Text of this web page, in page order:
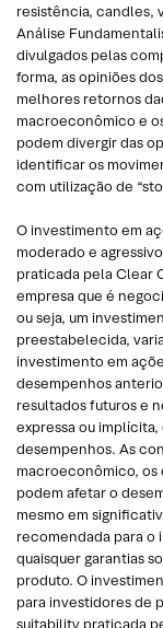
resistência, candles,
Análise
divulgados pelas
forma, as opiniões
melhores retornos
macroeconômico e
podem divergir das
identificar os
com utilização de
O investimento em
moderado e
praticada pela Clear
empresa que é
ou seja, um
preestabelecida,
investimento em
desempenhos
resultados futuros e
expressa ou
desempenhos. As
macroeconômico,
podem afetar o
mesmo em
recomendada para o
quaisquer garantias
produto. O
para investidores de
suitability praticada